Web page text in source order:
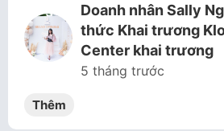
Doanh nhân Sally
thức Khai trương
Center khai trương
5 tháng trước
Thêm